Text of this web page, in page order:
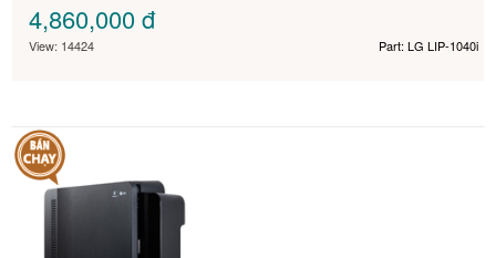
4,860,000đ
View: 14424 Part: LG LIP-1040i